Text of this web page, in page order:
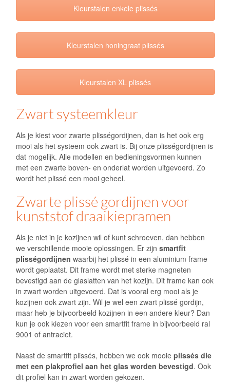
Kleurstalen enkele plissés
Kleurstalen honingraat plissés
Kleurstalen XL plissés
Zwart systeemkleur
Als je kiest voor zwarte plisségordijnen, dan is het ook erg
mooi als het systeem ook zwart is. Bij onze plisségordijnen is
dat mogelijk. Alle modellen en bedieningsvormen kunnen
met een zwarte boven- en onderlat worden uitgevoerd. Zo
wordt het plissé een mooi geheel.
Zwarte plissé gordijnen voor
kunststof draaikiepramen
Als je niet in je kozijnen wil of kunt schroeven, dan hebben
we verschillende mooie oplossingen. Er zijn smartfit
plisségordijnen waarbij het plissé in een aluminium frame
wordt geplaatst. Dit frame wordt met sterke magneten
bevestigd aan de glaslatten van het kozijn. Dit frame kan ook
in zwart worden uitgevoerd. Dat is vooral erg mooi als je
kozijnen ook zwart zijn. Wil je wel een zwart plissé gordijn,
maar heb je bijvoorbeeld kozijnen in een andere kleur? Dan
kun je ook kiezen voor een smartfit frame in bijvoorbeeld ral
9001 of antraciet.
Naast de smartfit plissés, hebben we ook mooie plissés die
met een plakprofiel aan het glas worden bevestigd. Ook
dit profiel kan in zwart worden gekozen.